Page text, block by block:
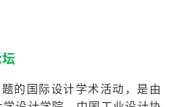
的国际设计学术活动，是由